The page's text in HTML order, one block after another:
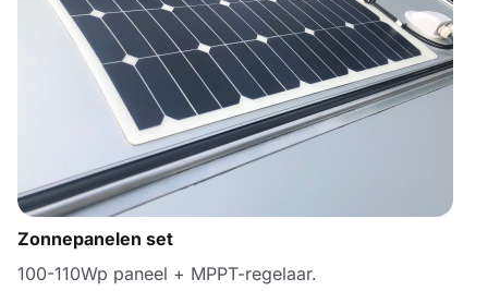
Zonnepanelen set
100-110Wp paneel + MPPT-regelaar.